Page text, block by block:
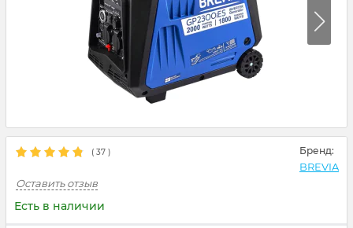
( 37 ) Бренд:
BREVIA
Оставить отзыв
Есть в наличии